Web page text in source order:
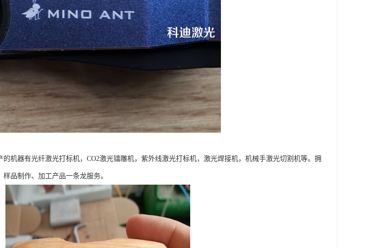
机器有光纤激光打标机，CO2激光镭雕机，紫外线激光打标机，激光焊接机，机械手激光切割机等。拥
品制作、加工产品一条龙服务。